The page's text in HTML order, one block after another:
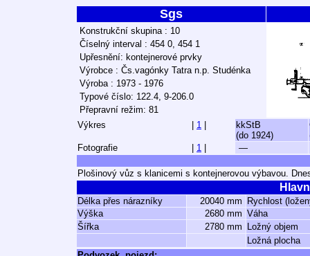
Sgs
Konstrukční skupina : 10
Číselný interval : 454 0, 454 1
Upřesnění: kontejnerové prvky
Výrobce : Čs.vagónky Tatra n.p. Studénka
Výroba : 1973 - 1976
Typové číslo: 122.4, 9-206.0
Přepravní režim: 81
Výkres
1
kkStB
(do 1924)
Fotografie
1 —
Plošinový vůz s klanicemi s kontejnerovou výbavou.
Délka přes nárazníky 20040 mm
Rychlost
Výška
2680 mm Váha
Šířka
2780 mm
Ložný objem
Ložná plocha